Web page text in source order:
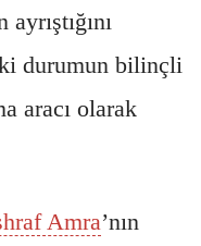
durumun bilinçli
aracı olarak
Amra’nın